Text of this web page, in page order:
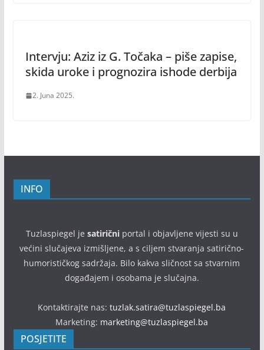
Intervju: Aziz iz G. Točaka – piše zapise,
skida uroke i prognozira ishode derbija
2. Juna 2025.
INFO
Tuzlaspiegel je satiričniportal i objavljene vijesti su u
većini slučajeva izmišljene, a s ciljem stvaranja satirično-
humorističkog sadržaja. Bilo kakva sličnost sa stvarnim
događajem i osobama je slučajna.
Kontaktirajte nas:tuzlak.satira@tuzlaspiegel.ba
Marketing: marketing@tuzlaspiegel.ba
POSJETITE